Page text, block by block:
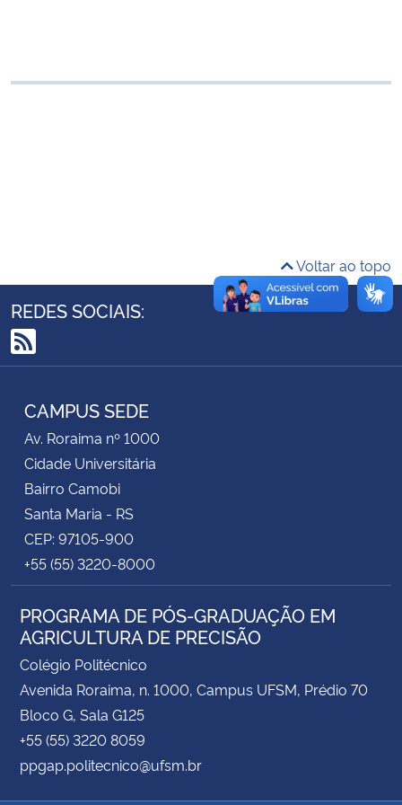
Controladoria-Geral da União
Secretaria-Geral
Secretaria de Governo
Gabinete de Segurança Institucional
Advocacia-Geral da União
Banco Central do Brasil
Planalto
Voltar ao topo
REDES SOCIAIS:
RSS
CAMPUS SEDE
Av. Roraima nº 1000
Cidade Universitária
Bairro Camobi
Santa Maria - RS
CEP: 97105-900
+55 (55) 3220-8000
PROGRAMA DE PÓS-GRADUAÇÃO EM
AGRICULTURA DE PRECISÃO
Colégio Politécnico
Avenida Roraima, n. 1000, Campus UFSM, Prédio 70
Bloco G, Sala G125
+55 (55) 3220 8059
ppgap.politecnico@ufsm.br